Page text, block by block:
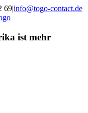
69|info@togo-contact.de
ist mehr